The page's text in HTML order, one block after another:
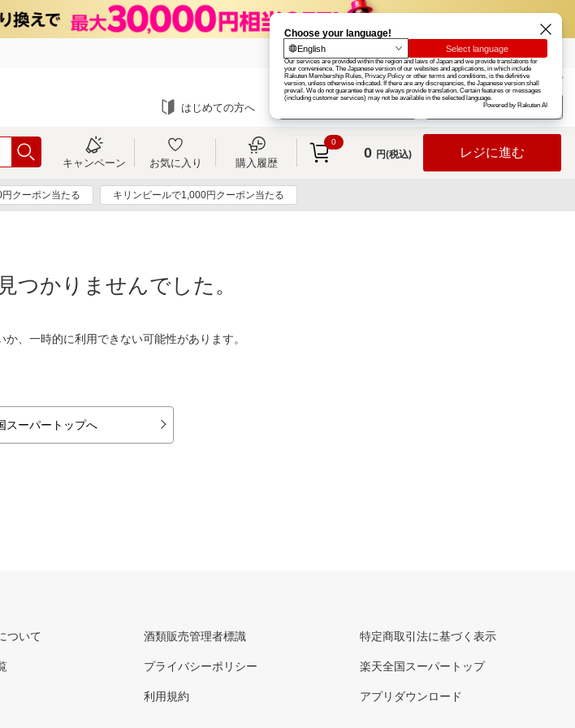
楽天グループ カード
お知らせ ヘルプ
はじめての方へ ログイン
キャンペーン お気に入り 購入履歴
0
0 円(税込) レジに進む
クーポン当たる キリンビールで1,000円クーポン当たる
つかりませんでした。
、一時的に利用できない可能性があります。
スーパートップへ
ついて 酒類販売管理者標識
プライバシーポリシー
利用規約
特定商取引法に基づく表示
楽天全国スーパートップ
アプリダウンロード